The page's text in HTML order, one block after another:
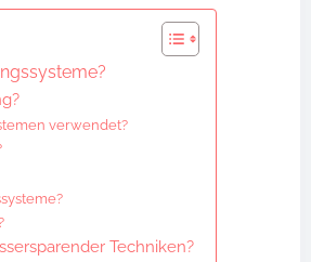
verwendet?
Techniken?